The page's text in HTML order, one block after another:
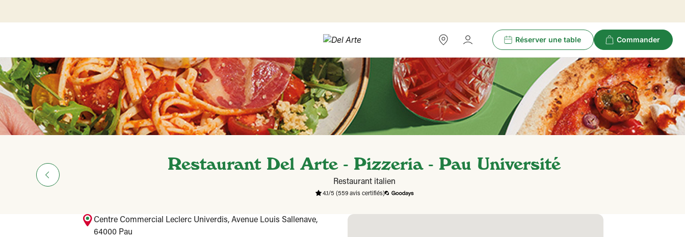
Réserver une table Commander
Restaurant Del Arte - Pizzeria - Pau Université
Restaurant italien
4.1/5 (559 avis certifiés)
Centre Commercial Leclerc Univerdis, Avenue Louis Sallenave,
64000 Pau